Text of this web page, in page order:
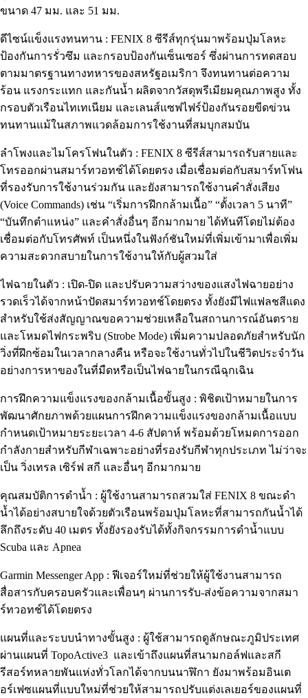
ขนาด 47 มม. และ 51 มม.
ดีไซน์แข็งแรงทนทาน : FENIX 8 ซีรีส์ทุกรุ่นมาพร้อมปุ่มโลหะ
ป้องกันการรั่วซึม และกรอบป้องกันเซ็นเซอร์ ซึ่งผ่านการทดสอบ
ตามมาตรฐานทางทหารของสหรัฐอเมริกา จึงทนทานต่อความ
ร้อน แรงกระแทก และกันน้ำ ผลิตจากวัสดุพรีเมียมคุณภาพสูง ทั้ง
กรอบตัวเรือนไทเทเนียม และเลนส์แซฟไฟร์ป้องกันรอยขีดข่วน
ทนทานแม้ในสภาพแวดล้อมการใช้งานที่สมบุกสมบัน
ลำโพงและไมโครโฟนในตัว : FENIX 8 ซีรีส์สามารถรับสายและ
โทรออกผ่านสมาร์ทวอทช์ได้โดยตรง เมื่อเชื่อมต่อกับสมาร์ทโฟน
ที่รองรับการใช้งานร่วมกัน และยังสามารถใช้งานคำสั่งเสียง
(Voice Commands) เช่น “เริ่มการฝึกกล้ามเนื้อ” “ตั้งเวลา 5 นาที”
“บันทึกตำแหน่ง” และคำสั่งอื่นๆ อีกมากมาย ได้ทันทีโดยไม่ต้อง
เชื่อมต่อกับโทรศัพท์ เป็นหนึ่งในฟังก์ชันใหม่ที่เพิ่มเข้ามาเพื่อเพิ่ม
ความสะดวกสบายในการใช้งานให้กับผู้สวมใส่
ไฟฉายในตัว : เปิด-ปิด และปรับความสว่างของแสงไฟฉายอย่าง
รวดเร็วได้จากหน้าปัดสมาร์ทวอทช์โดยตรง ทั้งยังมีไฟแฟลชสีแดง
สำหรับใช้ส่งสัญญาณขอความช่วยเหลือในสถานการณ์อันตราย
และโหมดไฟกระพริบ (Strobe Mode) เพิ่มความปลอดภัยสำหรับนัก
วิ่งที่ฝึกซ้อมในเวลากลางคืน หรือจะใช้งานทั่วไปในชีวิตประจำวัน
อย่างการหาของในที่มืดหรือเป็นไฟฉายในกรณีฉุกเฉิน
การฝึกความแข็งแรงของกล้ามเนื้อขั้นสูง : พิชิตเป้าหมายในการ
พัฒนาศักยภาพด้วยแผนการฝึกความแข็งแรงของกล้ามเนื้อแบบ
กำหนดเป้าหมายระยะเวลา 4-6 สัปดาห์ พร้อมด้วยโหมดการออก
กำลังกายสำหรับกีฬาเฉพาะอย่างที่รองรับกีฬาทุกประเภท ไม่ว่าจะ
เป็น วิ่งเทรล เซิร์ฟ สกี และอื่นๆ อีกมากมาย
คุณสมบัติการดำน้ำ : ผู้ใช้งานสามารถสวมใส่ FENIX 8 ขณะดำ
น้ำได้อย่างสบายใจด้วยตัวเรือนพร้อมปุ่มโลหะที่สามารถกันน้ำได้
ลึกถึงระดับ 40 เมตร ทั้งยังรองรับได้ทั้งกิจกรรมการดำน้ำแบบ
Scuba และ Apnea
Garmin Messenger App : ฟีเจอร์ใหม่ที่ช่วยให้ผู้ใช้งานสามารถ
สื่อสารกับครอบครัวและเพื่อนๆ ผ่านการรับ-ส่งข้อความจากสมา
ร์ทวอทช์ได้โดยตรง
แผนที่และระบบนำทางขั้นสูง : ผู้ใช้สามารถดูลักษณะภูมิประเทศ
ผ่านแผนที่ TopoActive3 และเข้าถึงแผนที่สนามกอล์ฟและสกี
รีสอร์ทหลายพันแห่งทั่วโลกได้จากบนนาฬิกา ยังมาพร้อมอินเต
อร์เฟซแผนที่แบบใหม่ที่ช่วยให้สามารถปรับแต่งเลเยอร์ของแผนที่